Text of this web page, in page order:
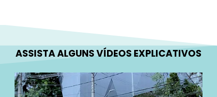
ASSISTA ALGUNS VÍDEOS EXPLICATIVOS